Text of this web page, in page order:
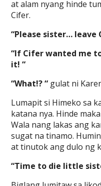
at alam nyang hinde
Cifer.
“Please sister… leave
“If Cifer wanted me
it! “
“What!? “ gulat ni
Lumapit si Himeko sa
katana nya. Hinde
Wala nang lakas ang
sugat na tinamo.
at tinutok ang dulo ng
“Time to die little